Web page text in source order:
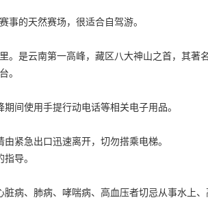
的天然赛场，很适合自驾游。
是云南第一高峰，藏区八大神山之首，其著
。
间使用手提行动电话等相关电子用品。
紧急出口迅速离开，切勿搭乘电梯。
导。
病、肺病、哮喘病、高血压者切忌从事水上、